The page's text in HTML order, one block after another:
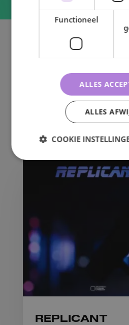
Made by
Samen werken, leren en
studenten in uitblinken.
REPLICANT
Functioneel
ALLES
ALLES
COOKIE